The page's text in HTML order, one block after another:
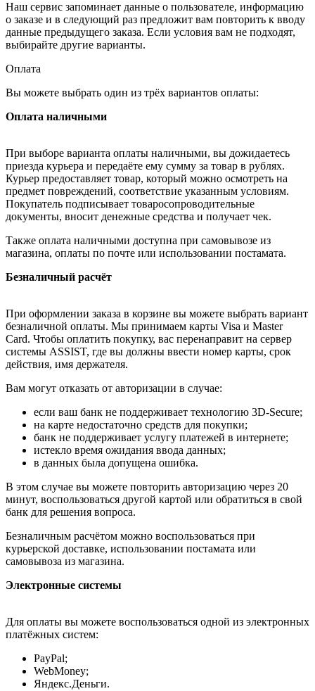
Наш сервис запоминает данные о пользователе, информацию
о заказе и в следующий раз предложит вам повторить к вводу
данные предыдущего заказа. Если условия вам не подходят,
выбирайте другие варианты.
Оплата
Вы можете выбрать один из трёх вариантов оплаты:
Оплата наличными
При выборе варианта оплаты наличными, вы дожидаетесь
приезда курьера и передаёте ему сумму за товар в рублях.
Курьер предоставляет товар, который можно осмотреть на
предмет повреждений, соответствие указанным условиям.
Покупатель подписывает товаросопроводительные
документы, вносит денежные средства и получает чек.
Также оплата наличными доступна при самовывозе из
магазина, оплаты по почте или использовании постамата.
Безналичный расчёт
При оформлении заказа в корзине вы можете выбрать вариант
безналичной оплаты. Мы принимаем карты Visa и Master
Card. Чтобы оплатить покупку, вас перенаправит на сервер
системы ASSIST, где вы должны ввести номер карты, срок
действия, имя держателя.
Вам могут отказать от авторизации в случае:
если ваш банк не поддерживает технологию 3D-Secure;
на карте недостаточно средств для покупки;
банк не поддерживает услугу платежей в интернете;
истекло время ожидания ввода данных;
в данных была допущена ошибка.
В этом случае вы можете повторить авторизацию через 20
минут, воспользоваться другой картой или обратиться в свой
банк для решения вопроса.
Безналичным расчётом можно воспользоваться при
курьерской доставке, использовании постамата или
самовывоза из магазина.
Электронные системы
Для оплаты вы можете воспользоваться одной из электронных
платёжных систем:
PayPal;
WebMoney;
Яндекс.Деньги.